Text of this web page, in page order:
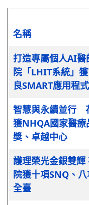
文章列表
名稱
打造專屬個人AI醫
院「LHIT系統」
良SMART應用程
智慧與永續並行
獲NHQA國家醫療
獎、卓越中心
護理榮光金銀雙輝
院獲十項SNQ、
全臺